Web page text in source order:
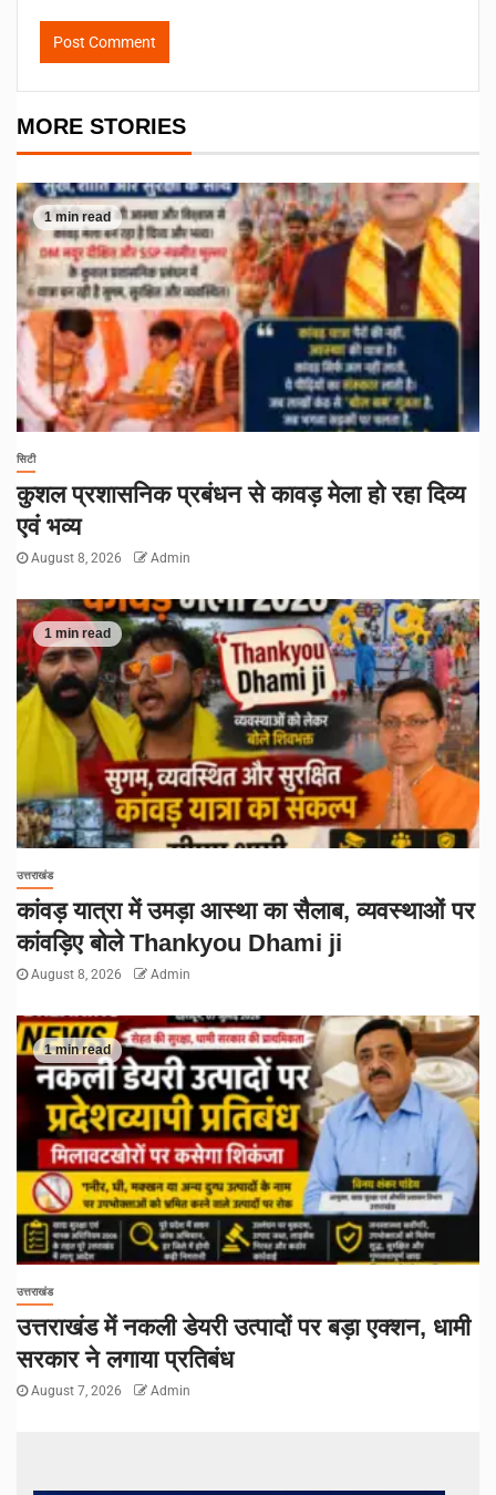
MORE STORIES
1 min read
सिटी
कुशल प्रशासनिक प्रबंधन से कावड़ मेला हो रहा दिव्य
एवं भव्य
August 8, 2026 Admin
1 min read
उत्तराखंड
कांवड़ यात्रा में उमड़ा आस्था का सैलाब, व्यवस्थाओं पर
कांवड़िए बोले Thankyou Dhami ji
August 8, 2026 Admin
1 min read
उत्तराखंड
उत्तराखंड में नकली डेयरी उत्पादों पर बड़ा एक्शन, धामी
सरकार ने लगाया प्रतिबंध
August 7, 2026 Admin